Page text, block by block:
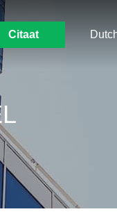
Citaat